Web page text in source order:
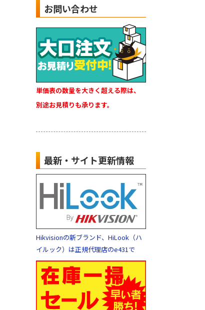
お問い合わせ
単価表の数量を大きく超える際は、
別途お見積りも承ります。
最新・サイト更新情報
Hikvisionの新ブランド、HiLook（ハ
イルック）は正規代理店のe431で